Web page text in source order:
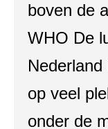
boven de
WHO De
op veel
onder de